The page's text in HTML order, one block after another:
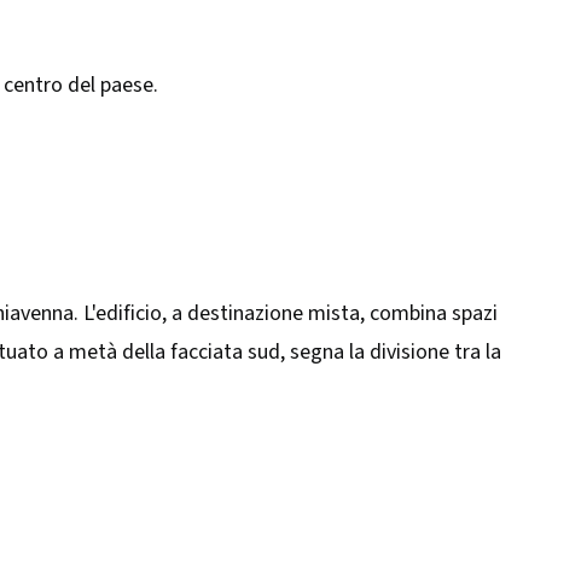
del paese.
L'edificio, a destinazione mista, combina spazi
a metà della facciata sud, segna la divisione tra la